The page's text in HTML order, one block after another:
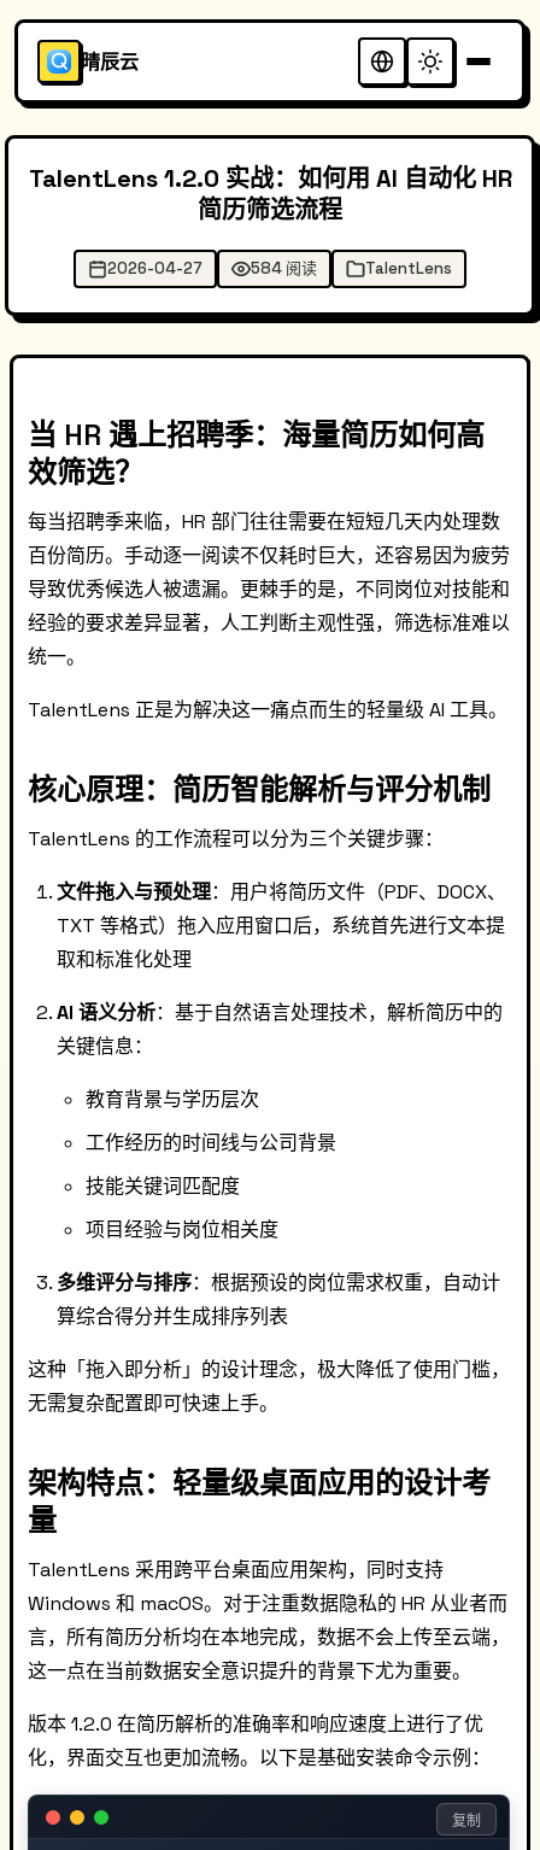
晴辰云
TalentLens 1.2.0 实战：如何用 AI 自动化 HR
简历筛选流程
2026-04-27 584 阅读 TalentLens
当 HR 遇上招聘季：海量简历如何高
效筛选？
每当招聘季来临，HR 部门往往需要在短短几天内处理数
百份简历。手动逐一阅读不仅耗时巨大，还容易因为疲劳
导致优秀候选人被遗漏。更棘手的是，不同岗位对技能和
经验的要求差异显著，人工判断主观性强，筛选标准难以
统一。
TalentLens 正是为解决这一痛点而生的轻量级 AI 工具。
核心原理：简历智能解析与评分机制
TalentLens 的工作流程可以分为三个关键步骤：
文件拖入与预处理：用户将简历文件（PDF、DOCX、
TXT 等格式）拖入应用窗口后，系统首先进行文本提
取和标准化处理
AI 语义分析：基于自然语言处理技术，解析简历中的
关键信息：
教育背景与学历层次
工作经历的时间线与公司背景
技能关键词匹配度
项目经验与岗位相关度
多维评分与排序：根据预设的岗位需求权重，自动计
算综合得分并生成排序列表
这种「拖入即分析」的设计理念，极大降低了使用门槛，
无需复杂配置即可快速上手。
架构特点：轻量级桌面应用的设计考
量
TalentLens 采用跨平台桌面应用架构，同时支持
Windows 和 macOS。对于注重数据隐私的 HR 从业者而
言，所有简历分析均在本地完成，数据不会上传至云端，
这一点在当前数据安全意识提升的背景下尤为重要。
版本 1.2.0 在简历解析的准确率和响应速度上进行了优
化，界面交互也更加流畅。以下是基础安装命令示例：
复制